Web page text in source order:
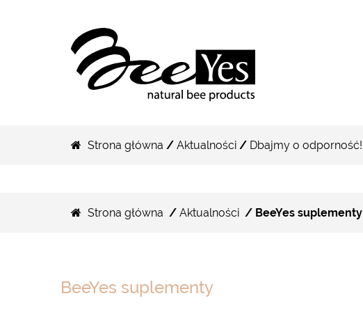
Strona główna / Aktualności/ Dbajmy o odporność!
Strona główna / Aktualności/ BeeYes suplementy
BeeYes suplementy